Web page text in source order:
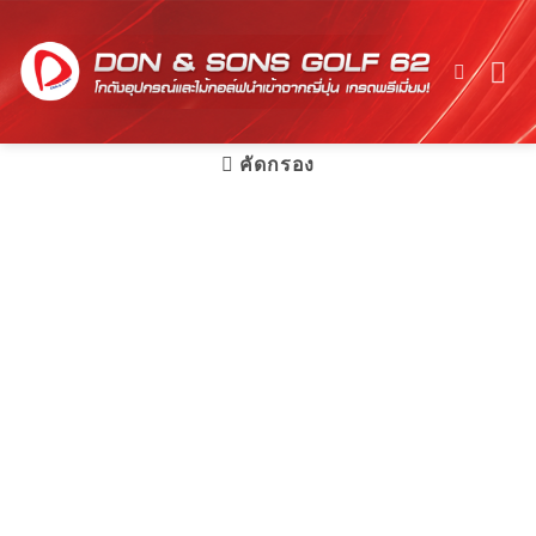
content
คัดกรอง